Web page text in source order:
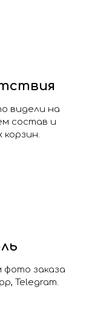
видели на
состав и
заказа
Telegram.